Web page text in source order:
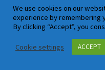
In
article Subsets in
We use cookies on our
experience by remembering
By clicking “Accept”, you
Cookie settings ACCEPT